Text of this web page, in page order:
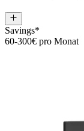
Savings*
60-300€ pro Monat